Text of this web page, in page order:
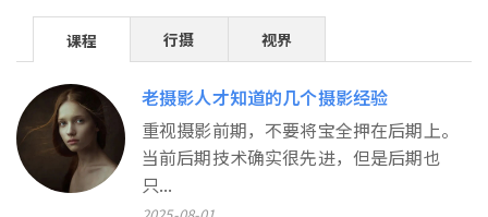
课程 行摄 视界
老摄影人才知道的几个摄影经验
重视摄影前期，不要将宝全押在后期上。
当前后期技术确实很先进，但是后期也
只...